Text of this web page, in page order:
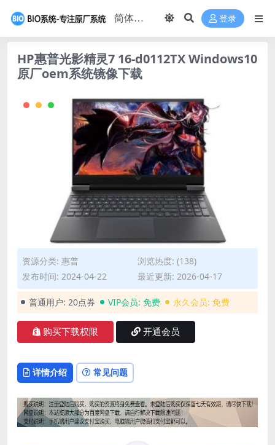
登录
HP惠普光影精灵7 16-d0112TX Windows10
原厂oem系统镜像下载
资源分类: 惠普
浏览热度: (138)
发布时间: 2024-04-22
最近更新: 2026-04-17
普通用户: 20点券 VIP会员: 免费 永久会员: 免费
购买下载权限 开通会员
详情介绍 常见问题